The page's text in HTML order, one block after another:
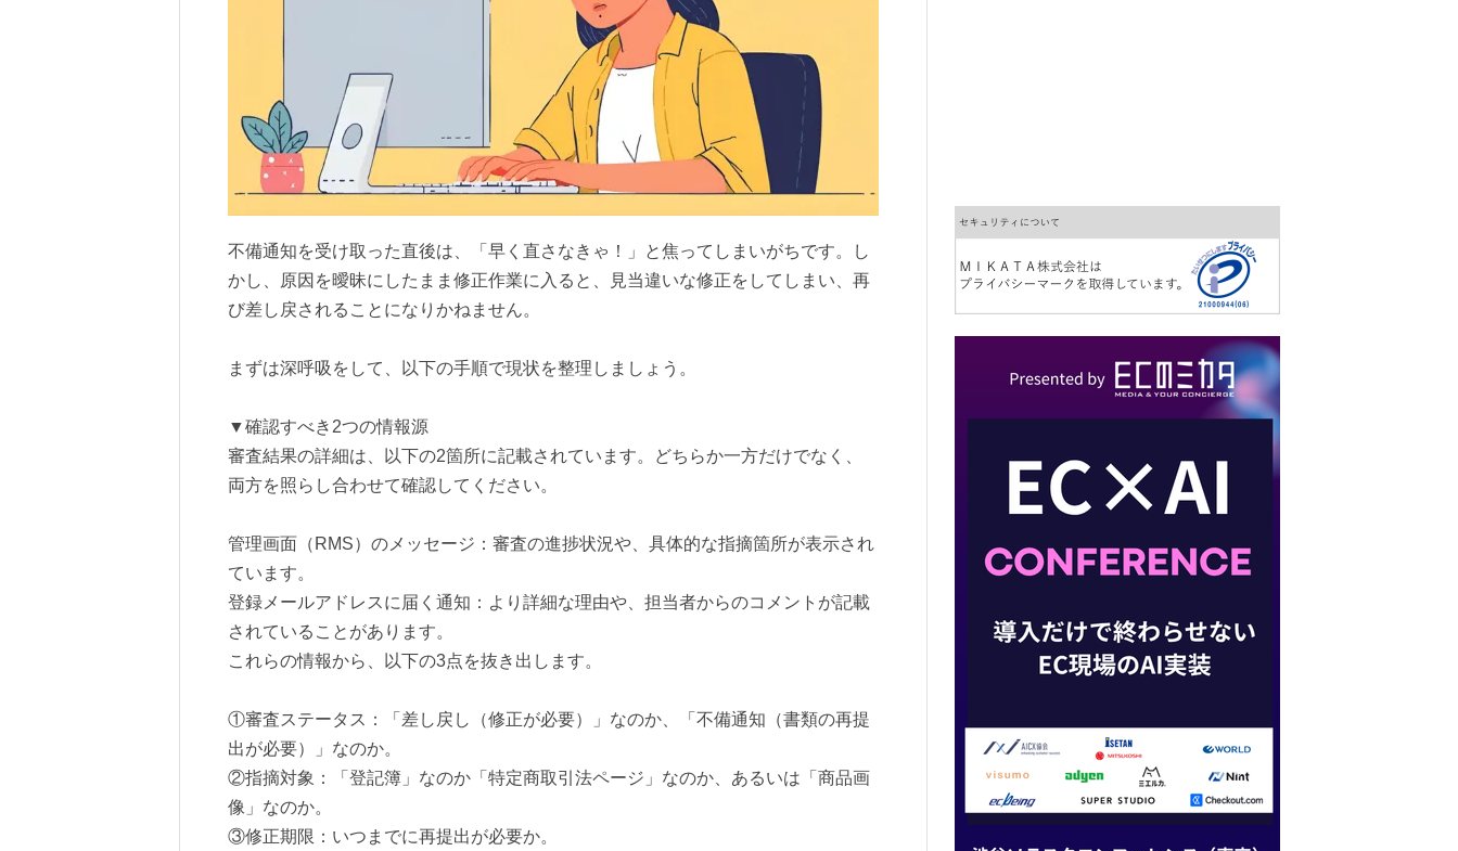
不備通知を受け取った直後は、「早く直さなきゃ！」と焦ってしまいがちです。し
かし、原因を曖昧にしたまま修正作業に入ると、見当違いな修正をしてしまい、再
び差し戻されることになりかねません。
まずは深呼吸をして、以下の手順で現状を整理しましょう。
▼確認すべき2つの情報源
審査結果の詳細は、以下の2箇所に記載されています。どちらか一方だけでなく、
両方を照らし合わせて確認してください。
管理画面（RMS）のメッセージ：審査の進捗状況や、具体的な指摘箇所が表示され
ています。
登録メールアドレスに届く通知：より詳細な理由や、担当者からのコメントが記載
されていることがあります。
これらの情報から、以下の3点を抜き出します。
①審査ステータス：「差し戻し（修正が必要）」なのか、「不備通知（書類の再提
出が必要）」なのか。
②指摘対象：「登記簿」なのか「特定商取引法ページ」なのか、あるいは「商品画
像」なのか。
③修正期限：いつまでに再提出が必要か。